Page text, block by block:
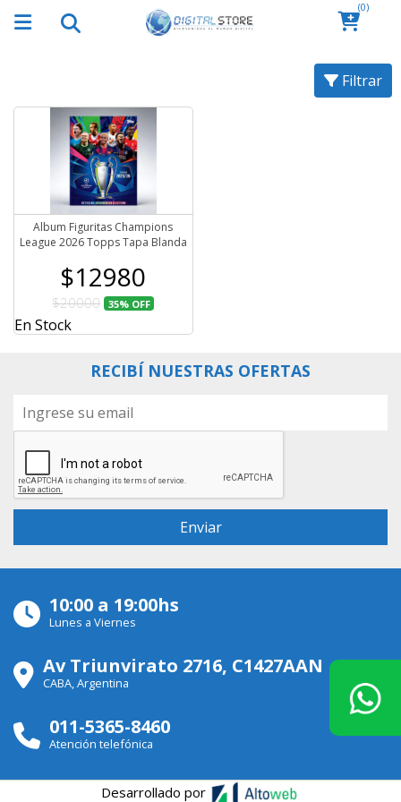
(0)
Filtrar
Album Figuritas Champions
League 2026 Topps Tapa Blanda
$12980
$20000 35% OFF
En Stock
RECIBÍ NUESTRAS OFERTAS
10:00 a 19:00hs
Lunes a Viernes
Av Triunvirato 2716, C1427AAN
CABA, Argentina
011-5365-8460
Atención telefónica
Desarrollado por